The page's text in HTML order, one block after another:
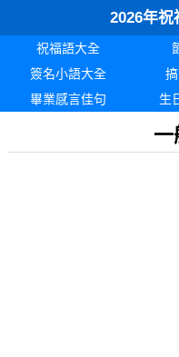
2026年祝
祝福語大全
簽名小語大全
畢業感言佳句
生
一